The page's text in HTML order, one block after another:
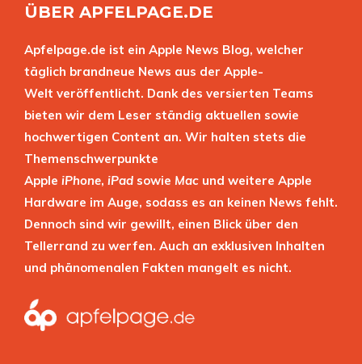
ÜBER APFELPAGE.DE
Apfelpage.de ist ein Apple News Blog, welcher
täglich brandneue News aus der Apple-
Welt veröffentlicht. Dank des versierten Teams
bieten wir dem Leser ständig aktuellen sowie
hochwertigen Content an. Wir halten stets die
Themenschwerpunkte
Apple iPhone, iPad sowie Mac und weitere Apple
Hardware im Auge, sodass es an keinen News fehlt.
Dennoch sind wir gewillt, einen Blick über den
Tellerrand zu werfen. Auch an exklusiven Inhalten
und phänomenalen Fakten mangelt es nicht.